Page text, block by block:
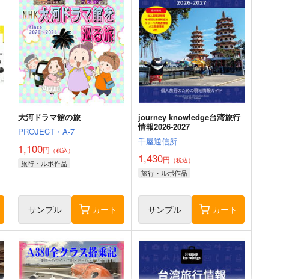
大河ドラマ館の旅
PROJECT・A-7
1,100円 （税込）
旅行・ルポ作品
サンプル カート
journey knowledge台湾旅行
情報2026-2027
千屋通信所
1,430円 （税込）
旅行・ルポ作品
サンプル カート